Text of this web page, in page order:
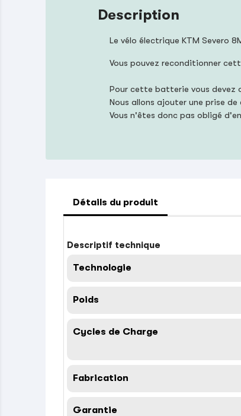
Description
Le vélo électrique KTM Severo
Vous pouvez reconditionner
Pour cette batterie vous devez
Nous allons ajouter une prise
Vous n'êtes donc pas obligé
Détails du produit
Descriptif technique
Technologie
Poids
Cycles de Charge
Fabrication
Garantie